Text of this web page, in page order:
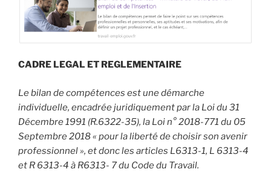
CADRE LEGAL ET REGLEMENTAIRE
Le bilan de compétences est une démarche
individuelle, encadrée juridiquement par la Loi du 31
Décembre 1991 (R.6322-35), la Loi n° 2018-771 du 05
Septembre 2018 « pour la liberté de choisir son avenir
professionnel », et donc les articles L6313-1, L 6313-4
et R 6313-4 à R6313- 7 du Code du Travail.